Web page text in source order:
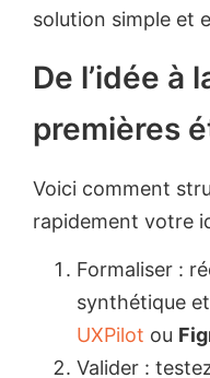
solution simple et
De l’idée à
premières
Voici comment
rapidement votre
Formaliser :
synthétique et
UXPilot ou
Valider :